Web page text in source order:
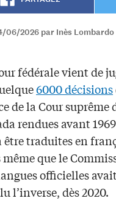
06/2026 par Inès Lombardo
fédérale vient de
6000 décisions
de la Cour suprême
rendues avant
être traduites en
même que le
officielles
l’inverse, dès 2020.